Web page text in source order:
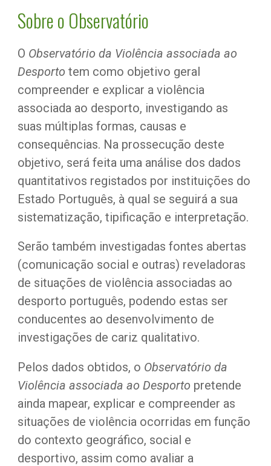
Sobre o Observatório
O Observatório da Violência associada ao
Desporto tem como objetivo geral
compreender e explicar a violência
associada ao desporto, investigando as
suas múltiplas formas, causas e
consequências. Na prossecução deste
objetivo, será feita uma análise dos dados
quantitativos registados por instituições do
Estado Português, à qual se seguirá a sua
sistematização, tipificação e interpretação.
Serão também investigadas fontes abertas
(comunicação social e outras) reveladoras
de situações de violência associadas ao
desporto português, podendo estas ser
conducentes ao desenvolvimento de
investigações de cariz qualitativo.
Pelos dados obtidos, o Observatório da
Violência associada ao Desporto pretende
ainda mapear, explicar e compreender as
situações de violência ocorridas em função
do contexto geográfico, social e
desportivo, assim como avaliar a